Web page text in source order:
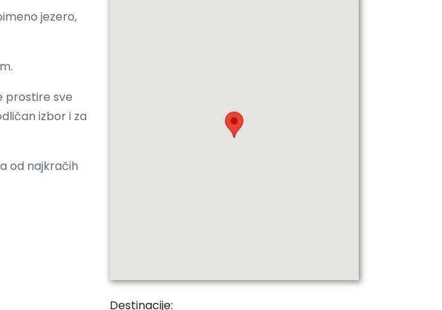
jezero,
prostire sve
izbor i za
od najkračih
Destinacije: